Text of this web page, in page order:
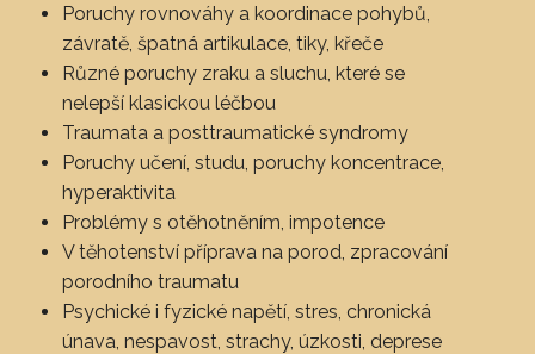
Poruchy rovnováhy a koordinace pohybů,
závratě, špatná artikulace, tiky, křeče
Různé poruchy zraku a sluchu, které se
nelepší klasickou léčbou
Traumata a posttraumatické syndromy
Poruchy učení, studu, poruchy koncentrace,
hyperaktivita
Problémy s otěhotněním, impotence
V těhotenství příprava na porod, zpracování
porodního traumatu
Psychické i fyzické napětí, stres, chronická
únava, nespavost, strachy, úzkosti, deprese